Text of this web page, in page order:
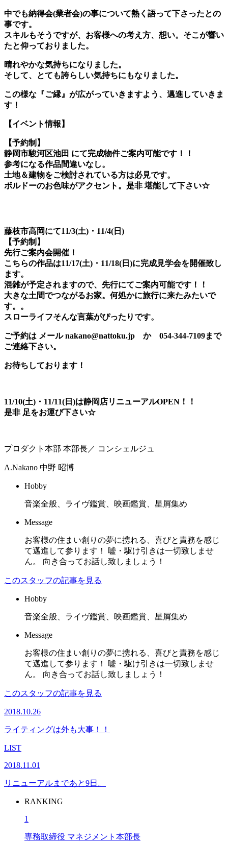
中でも納得会(業者会)の事について熱く語って下さったとの
事です。
スキルもそうですが、お客様への考え方、想い。そこが響い
たと仰っておりました。
晴れやかな気持ちになりました。
そして、とても誇らしい気持ちにもなりました。
この様な『ご縁』が広がっていきますよう、邁進していきま
す！
【イベント情報】
【予約制】
静岡市駿河区池田 にて完成物件ご案内可能です！！
参考になる作品間違いなし。
土地＆建物をご検討されている方は必見です。
ボルドーのお色味がアクセント。是非 堪能して下さい☆
藤枝市高岡にて11/3(土)・11/4(日)
【予約制】
先行ご案内会開催！
こちらの作品は11/17(土)・11/18(日)に完成見学会を開催致し
ます。
混雑が予定されますので、先行にてご案内可能です！！
大きな土間でつながるお家。何処かに旅行に来たみたいで
す。。
スローライフそんな言葉がぴったりです。
ご予約は メール nakano@nattoku.jp か 054-344-7109まで
ご連絡下さい。
お待ちしております！
11/10(土)・11/11(日)は静岡店リニューアルOPEN！！
是非 足をお運び下さい☆
プロダクト本部 本部長／ コンシェルジュ
A.Nakano 中野 昭博
Hobby
音楽全般、ライヴ鑑賞、映画鑑賞、星屑集め
Message
お客様の住まい創りの夢に携れる、喜びと責務を感じ
て邁進して参ります！ 嘘・駆け引きは一切致しませ
ん。 向き合ってお話し致しましょう！
このスタッフの記事を見る
Hobby
音楽全般、ライヴ鑑賞、映画鑑賞、星屑集め
Message
お客様の住まい創りの夢に携れる、喜びと責務を感じ
て邁進して参ります！ 嘘・駆け引きは一切致しませ
ん。 向き合ってお話し致しましょう！
このスタッフの記事を見る
2018.10.26
ライティングは外も大事！！
LIST
2018.11.01
リニューアルまであと9日。
RANKING
1
専務取締役 マネジメント本部長